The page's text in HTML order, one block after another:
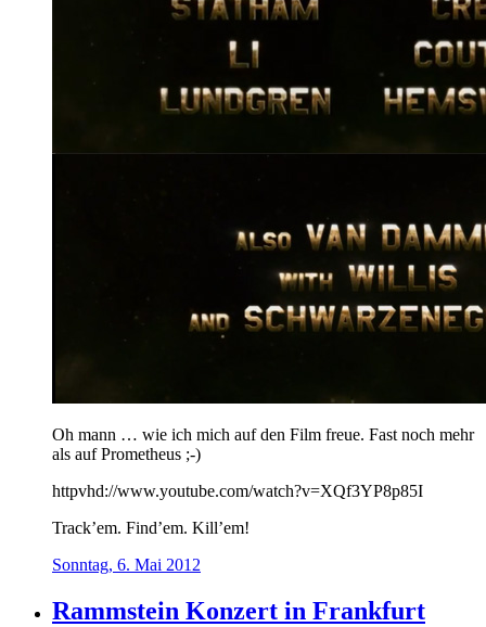
Oh mann … wie ich mich auf den Film freue. Fast noch mehr
als auf Prometheus ;-)
httpvhd://www.youtube.com/watch?v=XQf3YP8p85I
Track’em. Find’em. Kill’em!
Sonntag, 6. Mai 2012
Rammstein Konzert in Frankfurt